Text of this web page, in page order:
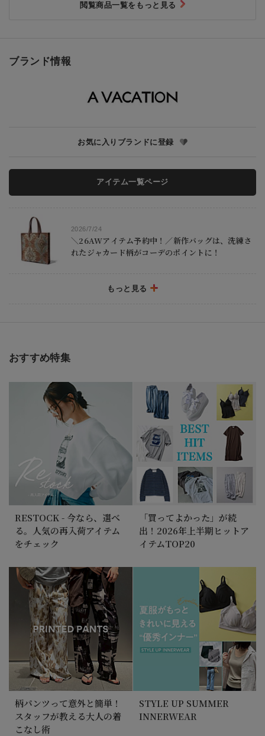
ブランド情報
お気に入りブランドに登録
アイテム一覧ページ
2026/7/24
＼26AWアイテム予約中！／新作バッグは、洗練さ
れたジャカード柄がコーデのポイントに！
に乗り切る！「夏小物」リスト
2026/6/12
RAINY DAY ITEMS 10｜雨の日を快適にする機能
派アイテム集めました！
もっと見る
閲覧商品一覧をもっと見る
おすすめ特集
RESTOCK - 今なら、選べ
る。人気の再入荷アイテム
をチェック
「買ってよかった」が続
出！2026年上半期ヒットア
イテムTOP20
柄パンツって意外と簡単！
スタッフが教える大人の着
こなし術
STYLE UP SUMMER
INNERWEAR